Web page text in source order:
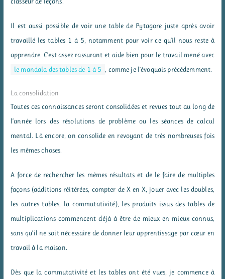
Il est aussi possible de voir une table de Pytagore juste après avoir
travaillé les tables 1 à 5, notamment pour voir ce qu’il nous reste à
apprendre. C’est assez rassurant et aide bien pour le travail mené avec
le mandala des tables de 1 à 5
, comme je l’évoquais précédemment.
La consolidation
Toutes ces connaissances seront consolidées et revues tout au long de
l’année lors des résolutions de problème ou les séances de calcul
mental. Là encore, on consolide en revoyant de très nombreuses fois
les mêmes choses.
A force de rechercher les mêmes résultats et de le faire de multiples
façons (additions réitérées, compter de X en X, jouer avec les doubles,
les autres tables, la commutativité), les produits issus des tables de
multiplications commencent déjà à être de mieux en mieux connus,
sans qu’il ne soit nécessaire de donner leur apprentissage par cœur en
travail à la maison.
Dès que la commutativité et les tables ont été vues, je commence à